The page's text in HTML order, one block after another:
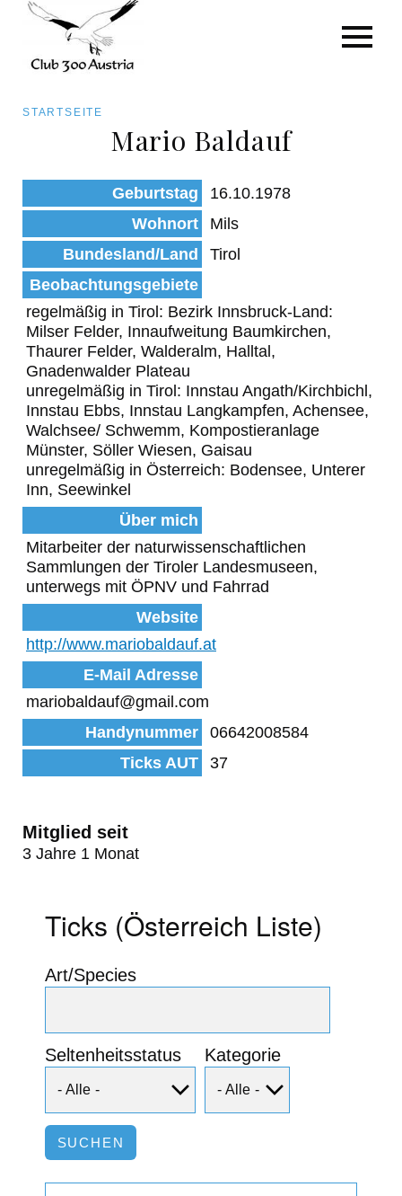
zum
Inhalt
Pfadnavigation
STARTSEITE
Mario Baldauf
Geburtstag
16.10.1978
Wohnort
Mils
Bundesland/Land
Tirol
Beobachtungsgebiete
regelmäßig in Tirol: Bezirk Innsbruck-Land:
Milser Felder, Innaufweitung Baumkirchen,
Thaurer Felder, Walderalm, Halltal,
Gnadenwalder Plateau
unregelmäßig in Tirol: Innstau Angath/Kirchbichl,
Innstau Ebbs, Innstau Langkampfen, Achensee,
Walchsee/ Schwemm, Kompostieranlage
Münster, Söller Wiesen, Gaisau
unregelmäßig in Österreich: Bodensee, Unterer
Inn, Seewinkel
Über mich
Mitarbeiter der naturwissenschaftlichen
Sammlungen der Tiroler Landesmuseen,
unterwegs mit ÖPNV und Fahrrad
Website
http://www.mariobaldauf.at
E-Mail Adresse
mariobaldauf@gmail.com
Handynummer
06642008584
Ticks AUT
37
Mitglied seit
3 Jahre 1 Monat
Ticks (Österreich Liste)
Art/Species
Seltenheitsstatus Kategorie
Art/Species
Status
Kategorie für die Österreich-Liste
Beobachtungen